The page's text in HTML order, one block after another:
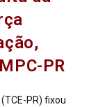
PR
PR) fixou